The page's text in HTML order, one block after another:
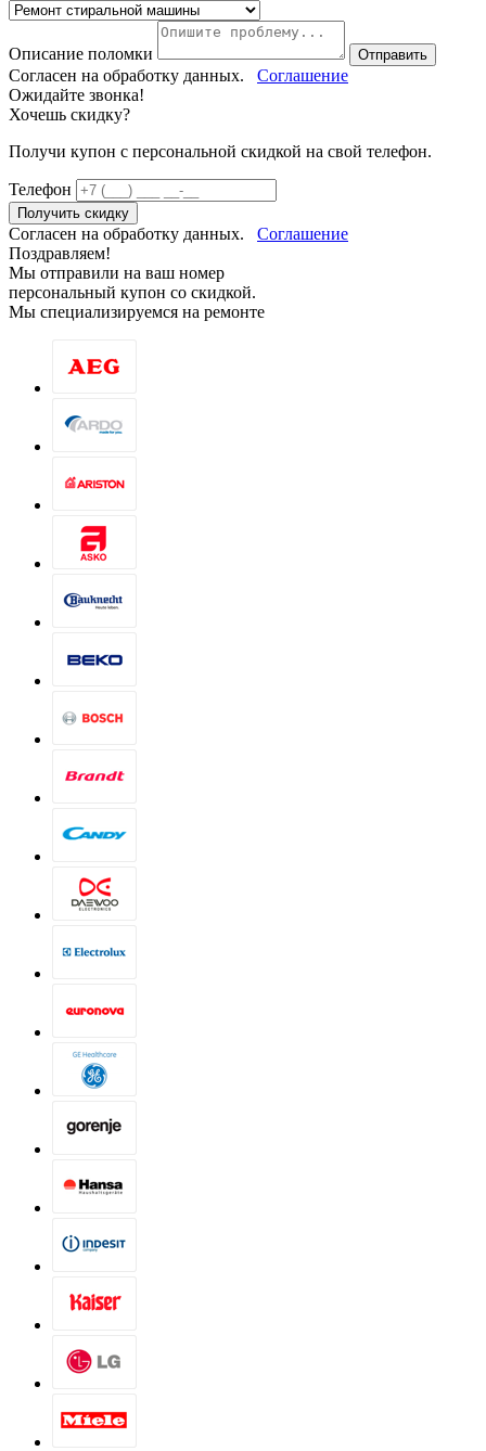
Описание поломки Отправить
Согласен на обработку данных. Соглашение
Ожидайте звонка!
Хочешь скидку?
Получи купон c персональной скидкой на свой телефон.
Телефон
Получить скидку
Согласен на обработку данных. Соглашение
Поздравляем!
Мы отправили на ваш номер
персональный купон со скидкой.
Мы специализируемся на ремонте